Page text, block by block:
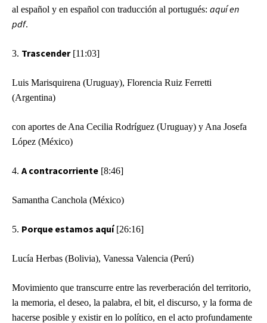
al español y en español con traducción al portugués: aquí en
pdf.
3. Trascender[11:03]
Luis Marisquirena (Uruguay), Florencia Ruiz Ferretti
(Argentina)
con aportes de Ana Cecilia Rodríguez (Uruguay) y Ana Josefa
López (México)
4. A contracorriente [8:46]
Samantha Canchola (México)
5. Porque estamos aquí[26:16]
Lucía Herbas (Bolivia), Vanessa Valencia (Perú)
Movimiento que transcurre entre las reverberación del territorio,
la memoria, el deseo, la palabra, el bit, el discurso, y la forma de
hacerse posible y existir en lo político, en el acto profundamente